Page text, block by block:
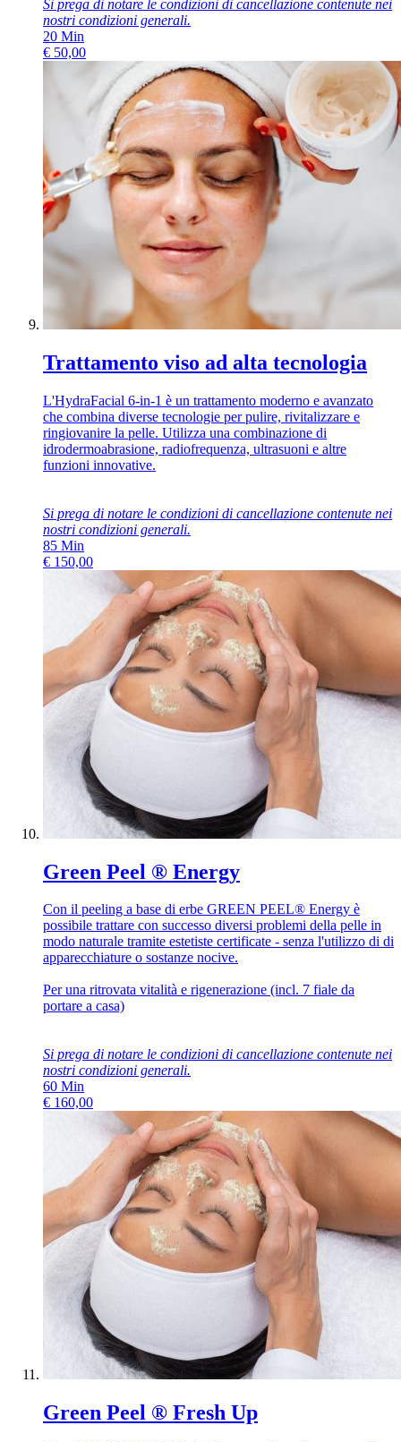
Si prega di notare le condizioni di cancellazione contenute nei
nostri condizioni generali.
20 Min
€ 50,00
Trattamento viso ad alta tecnologia
L'HydraFacial 6-in-1 è un trattamento moderno e avanzato
che combina diverse tecnologie per pulire, rivitalizzare e
ringiovanire la pelle. Utilizza una combinazione di
idrodermoabrasione, radiofrequenza, ultrasuoni e altre
funzioni innovative.
Si prega di notare le condizioni di cancellazione contenute nei
nostri condizioni generali.
85 Min
€ 150,00
Green Peel ® Energy
Con il peeling a base di erbe GREEN PEEL® Energy è
possibile trattare con successo diversi problemi della pelle in
modo naturale tramite estetiste certificate - senza l'utilizzo di di
apparecchiature o sostanze nocive.
Per una ritrovata vitalità e rigenerazione (incl. 7 fiale da
portare a casa)
Si prega di notare le condizioni di cancellazione contenute nei
nostri condizioni generali.
60 Min
€ 160,00
Green Peel ® Fresh Up